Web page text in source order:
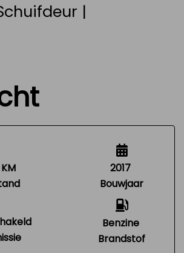
|
2017
Bouwjaar
Benzine
Brandstof